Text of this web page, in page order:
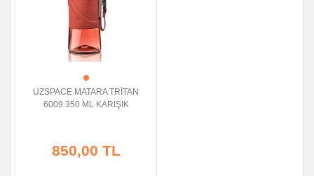
UZSPACE MATARA TRİTAN
6009 350 ML KARIŞIK
850,00 TL